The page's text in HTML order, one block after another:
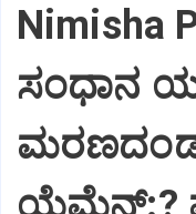
Nimisha
ಸಂಧಾನ